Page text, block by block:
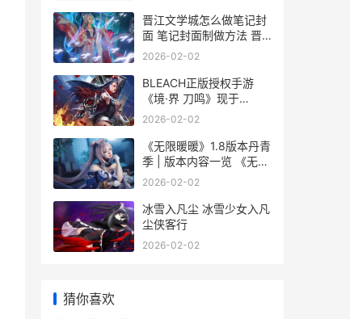
晋江文学城怎么做笔记封
面 笔记封面制做方法 晋
江文学城怎么投稿
2026-02-02
BLEACH正版授权手游
《境·界 刀鸣》现于
AppStore最初预约 正版
2026-02-02
《无限暖暖》1.8版本丹青
季 | 版本内容一览 《无限
暖暖》1.10季爆料
2026-02-02
冰雪入凡尘 冰雪少女入凡
尘侠客行
2026-02-02
猜你喜欢